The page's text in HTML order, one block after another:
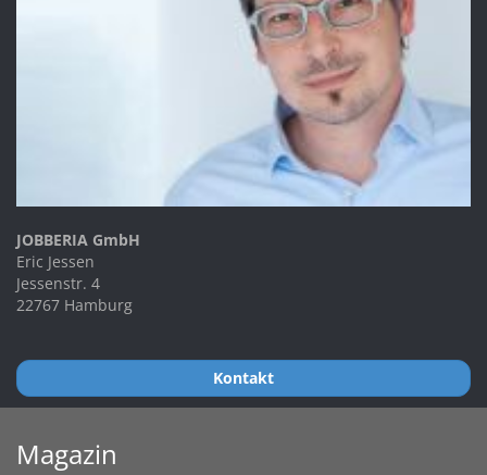
JOBBERIA GmbH
Eric Jessen
Jessenstr. 4
22767 Hamburg
Kontakt
Magazin